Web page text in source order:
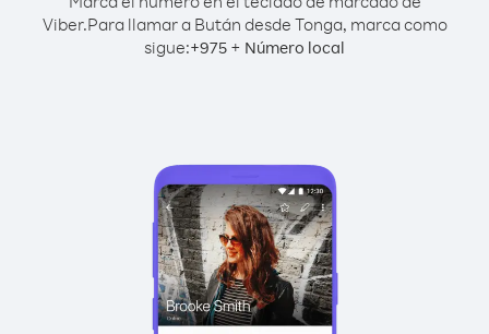
Viber.Para llamar a Bután desde Tonga, marca como
sigue:+975 + Número local